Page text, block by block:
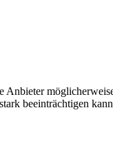
beeinträchtigen